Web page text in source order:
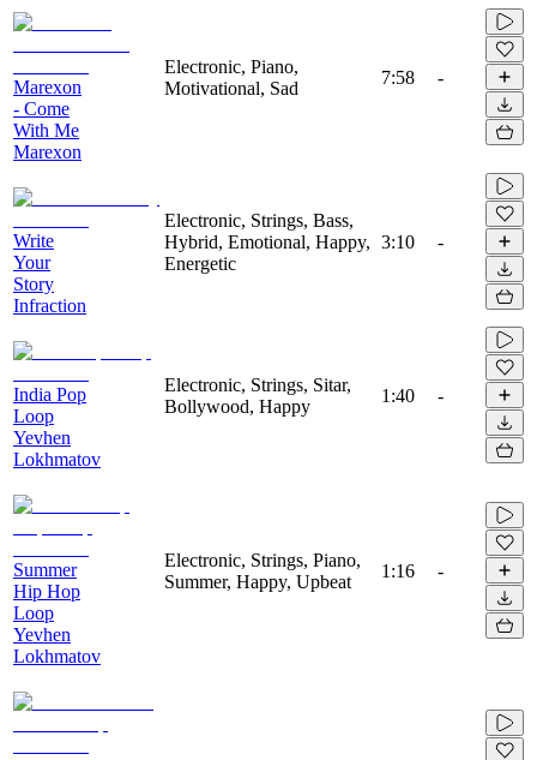
Marexon
- Come
With Me
Marexon
Electronic, Piano,
Motivational, Sad
7:58 -
Write
Your
Story
Infraction
Electronic, Strings, Bass,
Hybrid, Emotional, Happy,
Energetic
3:10 -
India Pop
Loop
Yevhen
Lokhmatov
Electronic, Strings, Sitar,
Bollywood, Happy
1:40 -
Summer
Hip Hop
Loop
Yevhen
Lokhmatov
Electronic, Strings, Piano,
Summer, Happy, Upbeat
1:16 -